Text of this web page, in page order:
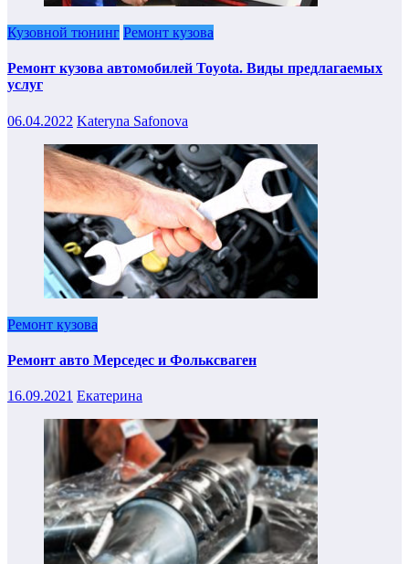
Кузовной тюнинг Ремонт кузова
Ремонт кузова автомобилей Toyota. Виды предлагаемых
услуг
06.04.2022 Kateryna Safonova
Ремонт кузова
Ремонт авто Мерседес и Фольксваген
16.09.2021 Екатерина